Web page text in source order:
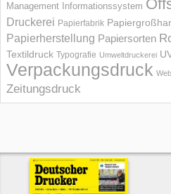
Management Informations­system
Druckerei Papierfabrik
Papierherstellung Papiersorten
Textildruck Typografie Umweltdruckerei
Verpackungsdruck
Zeitungsdruck